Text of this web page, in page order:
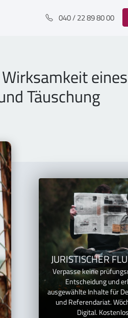
040 / 22 89 80 00
eines
Täuschung
JURISTISCHER
Verpasse keine
Entscheidung und
ausgewählte Inhalte für
und Referendariat.
Digital.